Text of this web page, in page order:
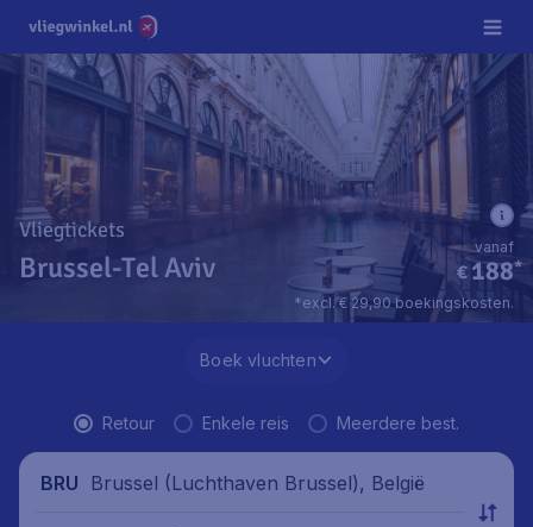
Vliegtickets
Brussel-Tel Aviv €188*
vanaf
*excl. € 29,90 boekingskosten.
Boek vluchten
Retour Enkele reis Meerdere best.
BRU Brussel (Luchthaven Brussel), België